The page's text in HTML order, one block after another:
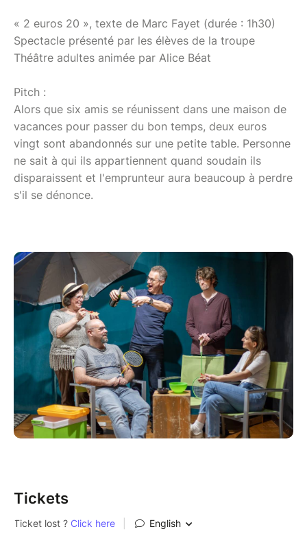
« 2 euros 20 », texte de Marc Fayet (durée : 1h30)
Spectacle présenté par les élèves de la troupe
Théâtre adultes animée par Alice Béat
Pitch :
Alors que six amis se réunissent dans une maison de
vacances pour passer du bon temps, deux euros
vingt sont abandonnés sur une petite table. Personne
ne sait à qui ils appartiennent quand soudain ils
disparaissent et l'emprunteur aura beaucoup à perdre
s'il se dénonce.
Tickets